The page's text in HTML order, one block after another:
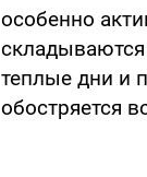
особенно
теплые дни и
обостряется